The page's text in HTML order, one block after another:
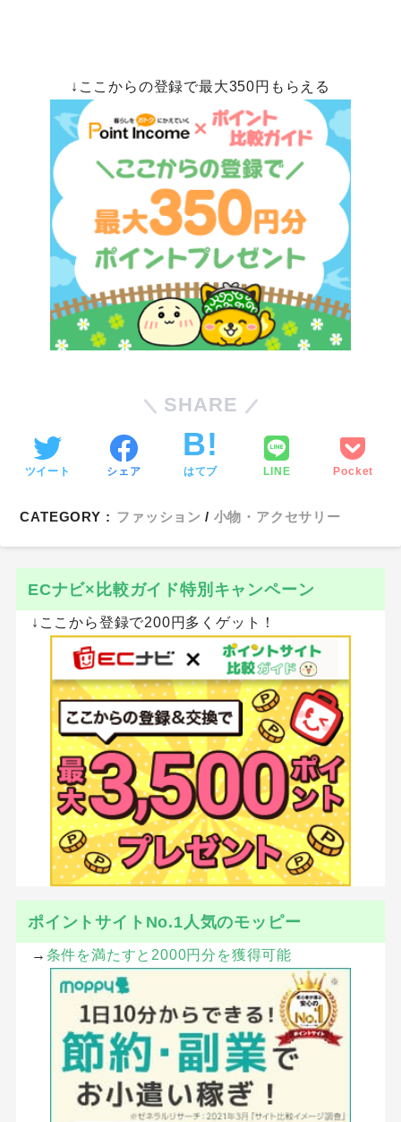
↓ここからの登録で最大350円もらえる
SHARE
ツイート シェア はてブ LINE Pocket
CATEGORY : ファッション 小物・アクセサリー
ECナビ×比較ガイド特別キャンペーン
↓ここから登録で200円多くゲット！
ポイントサイトNo.1人気のモッピー
→ 条件を満たすと2000円分を獲得可能